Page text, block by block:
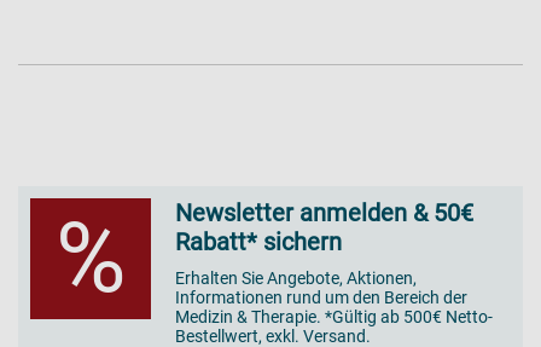
%
Newsletter anmelden & 50€
Rabatt* sichern
Erhalten Sie Angebote, Aktionen,
Informationen rund um den Bereich der
Medizin & Therapie. *Gültig ab 500€ Netto-
Bestellwert, exkl. Versand.